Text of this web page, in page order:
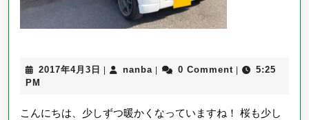
2017年4月3日 2017
月
nanba nanba0 Comment
5:25
PM
こんにちは、少しずつ暖かくなっていますね！ 桜も少し